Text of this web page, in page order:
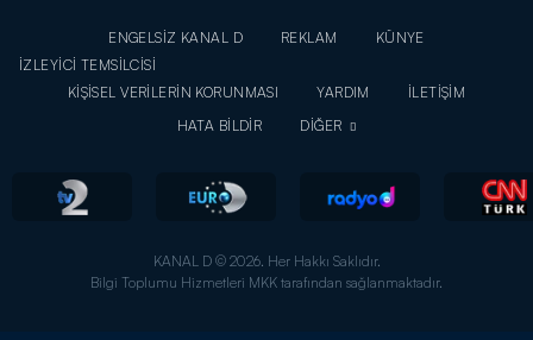
ENGELSİZ KANAL D REKLAM
KÜNYE
İZLEYİCİ TEMSİLCİSİ
KİŞİSEL VERİLERİN KORUNMASI
YARDIM
İLETİŞİM
HATA BİLDİR
DİĞER
KANAL D © 2026. Her Hakkı Saklıdır.
Bilgi Toplumu Hizmetleri MKK tarafından sağlanmaktadır.